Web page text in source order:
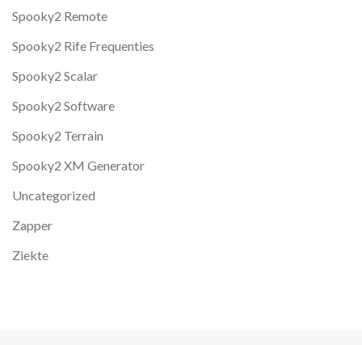
Spooky2 Remote
Spooky2 Rife Frequenties
Spooky2 Scalar
Spooky2 Software
Spooky2 Terrain
Spooky2 XM Generator
Uncategorized
Zapper
Ziekte